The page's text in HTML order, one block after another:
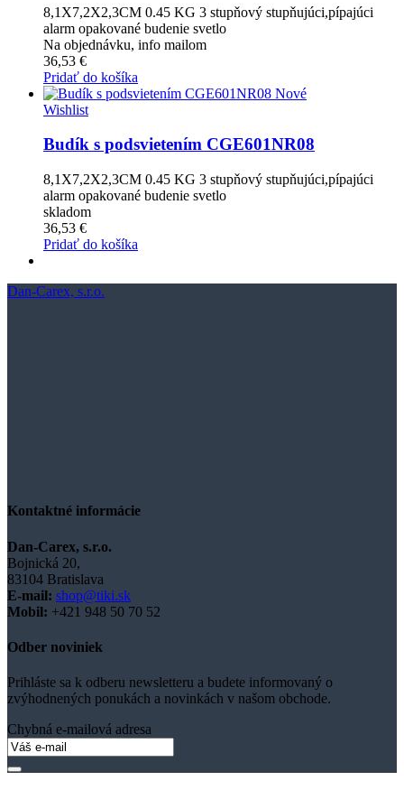
8,1X7,2X2,3CM 0.45 KG 3 stupňový stupňujúci,pípajúci
alarm opakované budenie svetlo
Na objednávku, info mailom
36,53 €
Pridať do košíka
Nové
Wishlist
Budík s podsvietením CGE601NR08
8,1X7,2X2,3CM 0.45 KG 3 stupňový stupňujúci,pípajúci
alarm opakované budenie svetlo
skladom
36,53 €
Pridať do košíka
Dan-Carex, s.r.o.
Kontaktné informácie
Dan-Carex, s.r.o.
Bojnická 20,
83104 Bratislava
E-mail: shop@tiki.sk
Mobil: +421 948 50 70 52
Odber noviniek
Prihláste sa k odberu newsletteru a budete informovaný o
zvýhodnených ponukách a novinkách v našom obchode.
Chybná e-mailová adresa